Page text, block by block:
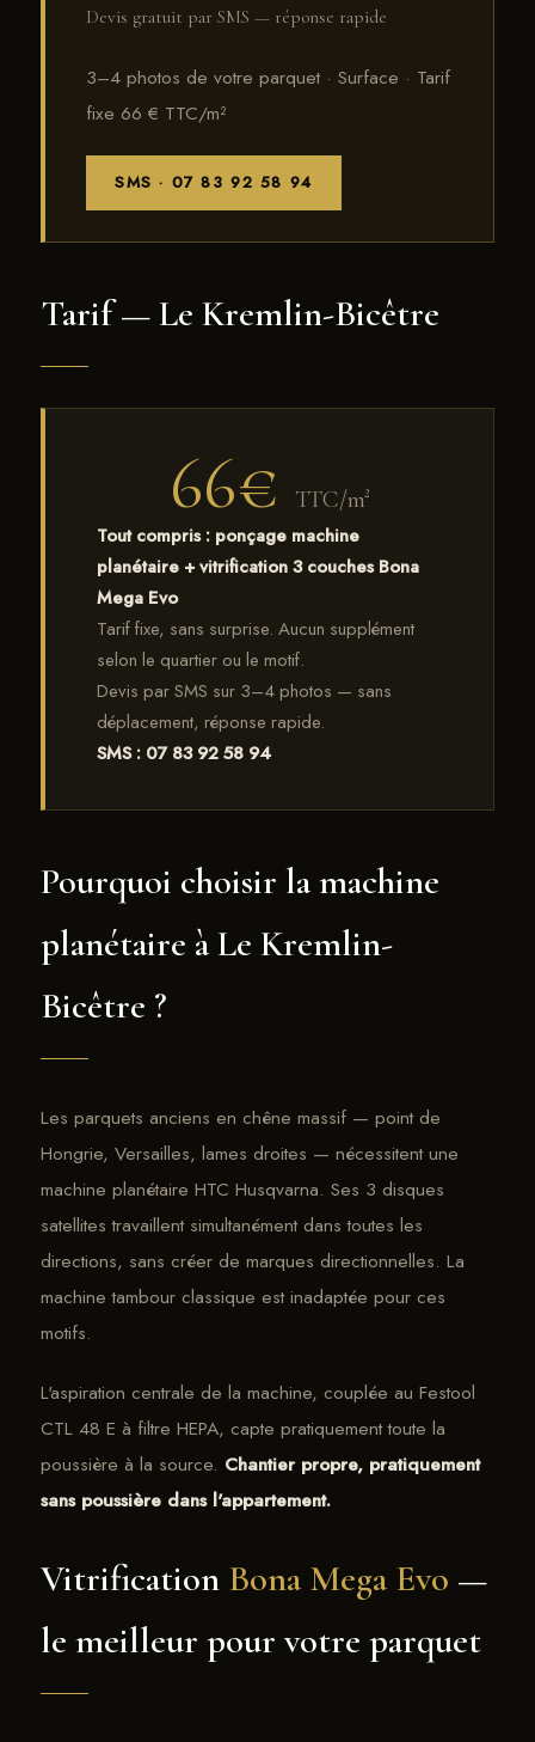
Devis gratuit par SMS — réponse rapide
3–4 photos de votre parquet · Surface · Tarif
fixe 66 € TTC/m²
SMS · 07 83 92 58 94
Tarif — Le Kremlin-Bicêtre
66€ TTC/m²
Tout compris : ponçage machine
planétaire + vitrification 3 couches Bona
Mega Evo
Tarif fixe, sans surprise. Aucun supplément
selon le quartier ou le motif.
Devis par SMS sur 3–4 photos — sans
déplacement, réponse rapide.
SMS : 07 83 92 58 94
Pourquoi choisir la machine
planétaire à Le Kremlin-
Bicêtre ?
Les parquets anciens en chêne massif — point de
Hongrie, Versailles, lames droites — nécessitent une
machine planétaire HTC Husqvarna. Ses 3 disques
satellites travaillent simultanément dans toutes les
directions, sans créer de marques directionnelles. La
machine tambour classique est inadaptée pour ces
motifs.
L'aspiration centrale de la machine, couplée au Festool
CTL 48 E à filtre HEPA, capte pratiquement toute la
poussière à la source. Chantier propre, pratiquement
sans poussière dans l'appartement.
Vitrification Bona Mega Evo —
le meilleur pour votre parquet